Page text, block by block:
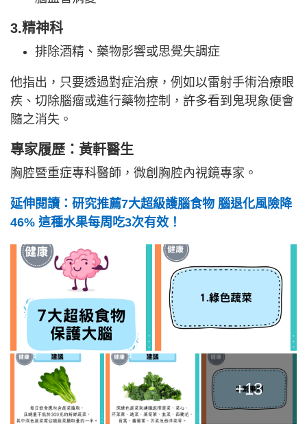
3.精神科
排除酒精、藥物影響或思覺失調症
他指出，只要透過對症治療，例如以雷射手術治療眼
疾、切除腦瘤或進行藥物控制，許多看到鬼現象便會
隨之消失。
專家履歷：黃軒醫生
胸腔暨重症專科醫師，微創胸腔內視鏡專家。
延伸閱讀：研究推薦7大超級護腦食物 腦退化風險降
46% 這種水果每周吃3次有效！
+13